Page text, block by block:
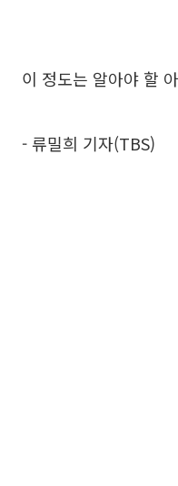
이 정도는 알아야 할
- 류밀희 기자(TBS)